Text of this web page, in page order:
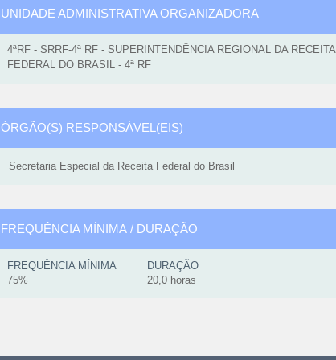
UNIDADE ADMINISTRATIVA ORGANIZADORA
4ªRF - SRRF-4ª RF - SUPERINTENDÊNCIA REGIONAL DA RECEITA
FEDERAL DO BRASIL - 4ª RF
ÓRGÃO(S) RESPONSÁVEL(EIS)
Secretaria Especial da Receita Federal do Brasil
FREQUÊNCIA MÍNIMA / DURAÇÃO
FREQUÊNCIA MÍNIMA
75%
DURAÇÃO
20,0 horas